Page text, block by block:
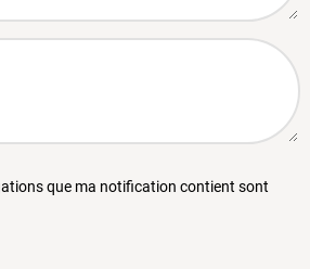
que ma notification contient sont